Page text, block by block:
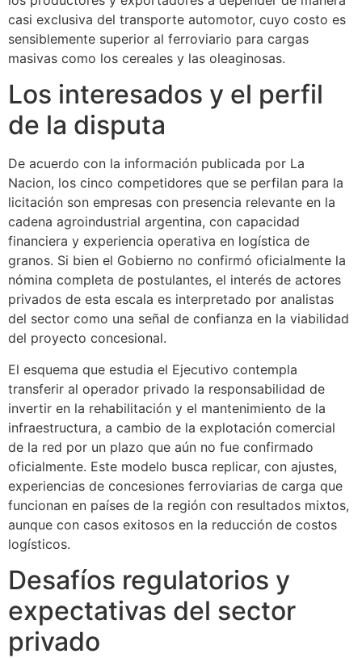
casi exclusiva del transporte automotor, cuyo costo es
sensiblemente superior al ferroviario para cargas
masivas como los cereales y las oleaginosas.
Los interesados y el perfil
de la disputa
De acuerdo con la información publicada por La
Nacion, los cinco competidores que se perfilan para la
licitación son empresas con presencia relevante en la
cadena agroindustrial argentina, con capacidad
financiera y experiencia operativa en logística de
granos. Si bien el Gobierno no confirmó oficialmente la
nómina completa de postulantes, el interés de actores
privados de esta escala es interpretado por analistas
del sector como una señal de confianza en la viabilidad
del proyecto concesional.
El esquema que estudia el Ejecutivo contempla
transferir al operador privado la responsabilidad de
invertir en la rehabilitación y el mantenimiento de la
infraestructura, a cambio de la explotación comercial
de la red por un plazo que aún no fue confirmado
oficialmente. Este modelo busca replicar, con ajustes,
experiencias de concesiones ferroviarias de carga que
funcionan en países de la región con resultados mixtos,
aunque con casos exitosos en la reducción de costos
logísticos.
Desafíos regulatorios y
expectativas del sector
privado